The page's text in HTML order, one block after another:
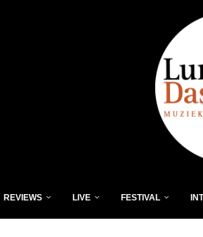
REVIEWS LIVE FESTIVAL